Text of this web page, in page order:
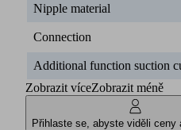
Nipple material
Connection
Additional function suction
Zobrazit víceZobrazit méně
Přihlaste se, abyste viděli ceny